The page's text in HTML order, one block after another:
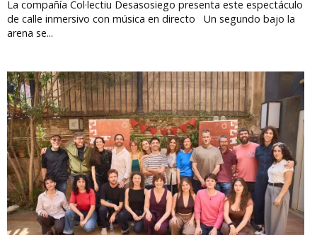
La compañía Col·lectiu Desasosiego presenta este espectáculo
de calle inmersivo con música en directo Un segundo bajo la
arena se...